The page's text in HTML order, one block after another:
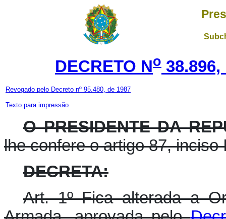
DECRETO No 38.896,
Revogado pelo Decreto nº 95.480, de 1987
Texto para impressão
O PRESIDENTE DA
lhe confere o artigo 87, inciso
DECRETA:
Art. 1º Fica alterada a